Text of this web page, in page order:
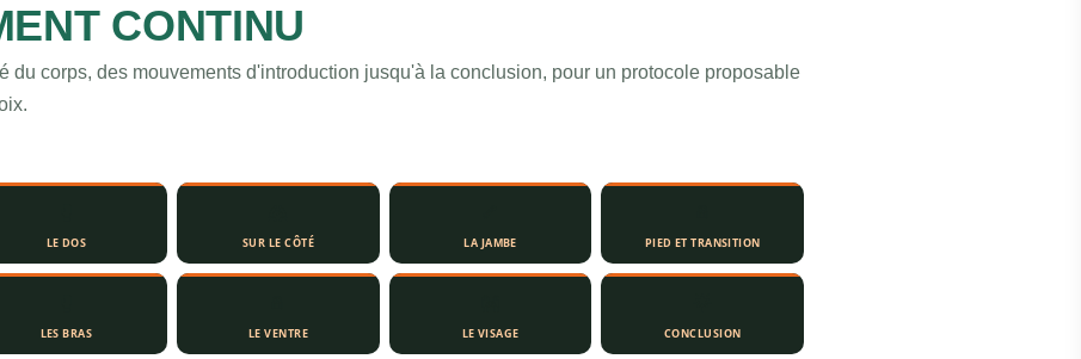
CONTINU
du corps, des mouvements d'introduction jusqu'à la conclusion, pour un protocole proposable
LE DOS SUR LE CÔTÉ LA JAMBE PIED ET TRANSITION
LES BRAS LE VENTRE LE VISAGE CONCLUSION